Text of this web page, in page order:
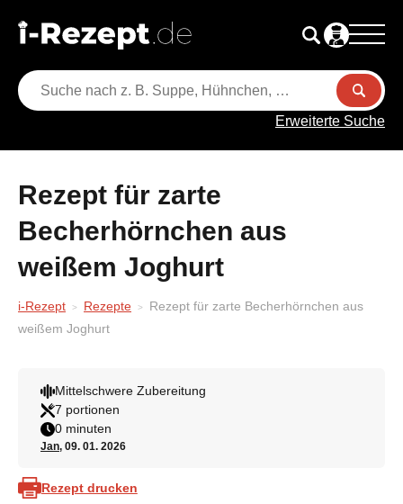
Erweiterte Suche
Rezept für zarte
Becherhörnchen aus
weißem Joghurt
i-Rezept Rezepte
Rezept für zarte Becherhörnchen aus
weißem Joghurt
Mittelschwere Zubereitung
7 portionen
0 minuten
Jan, 09. 01. 2026
Rezept drucken